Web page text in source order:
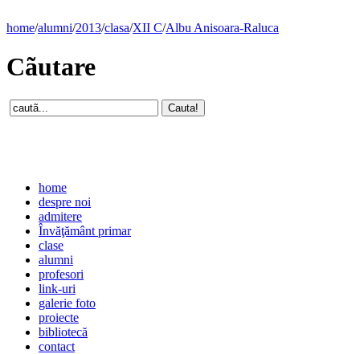
home/alumni/2013/clasa/XII C/Albu Anisoara-Raluca
Cãutare
home
despre noi
admitere
Învăţământ primar
clase
alumni
profesori
link-uri
galerie foto
proiecte
bibliotecă
contact